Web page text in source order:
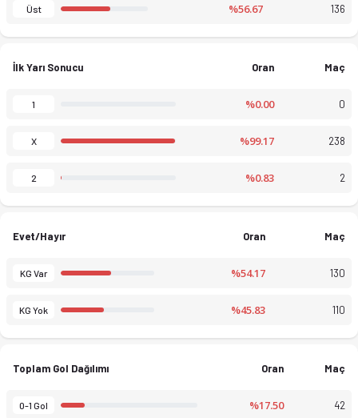
Üst %56.67 136
İlk Yarı Sonucu Oran Maç
1 %0.00 0
X %99.17 238
2 %0.83 2
Evet/Hayır Oran Maç
KG Var %54.17 130
KG Yok %45.83 110
Toplam Gol Dağılımı Oran Maç
0-1 Gol %17.50 42